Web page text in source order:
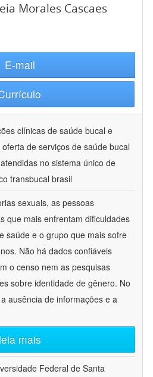
Morales Cascaes
E-mail
clínicas de saúde bucal e
de serviços de saúde bucal
no sistema único de
transbucal brasil
sexuais, as pessoas
que mais enfrentam dificuldades
saúde e o grupo que mais sofre
Não há dados confiáveis
o censo nem as pesquisas
sobre identidade de gênero. No
ausência de informações e a
leia mais
Federal de Santa